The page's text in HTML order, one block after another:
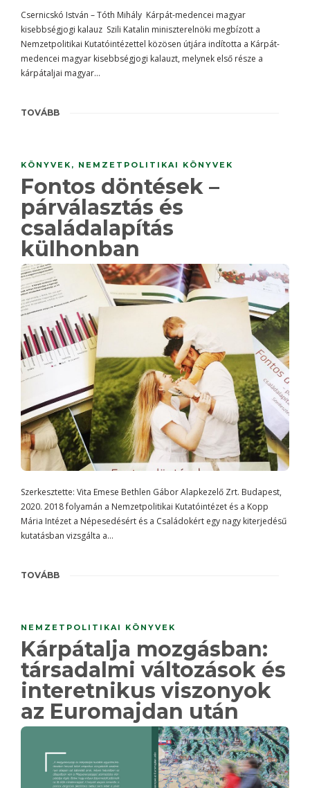
Csernicskó István – Tóth Mihály Kárpát-medencei magyar
kisebbségjogi kalauz Szili Katalin miniszterelnöki megbízott a
Nemzetpolitikai Kutatóintézettel közösen útjára indította a Kárpát-
medencei magyar kisebbségjogi kalauzt, melynek első része a
kárpátaljai magyar…
TOVÁBB
KÖNYVEK , NEMZETPOLITIKAI KÖNYVEK
Fontos döntések –
párválasztás és
családalapítás
külhonban
Szerkesztette: Vita Emese Bethlen Gábor Alapkezelő Zrt. Budapest,
2020. 2018 folyamán a Nemzetpolitikai Kutatóintézet és a Kopp
Mária Intézet a Népesedésért és a Családokért egy nagy kiterjedésű
kutatásban vizsgálta a…
TOVÁBB
NEMZETPOLITIKAI KÖNYVEK
Kárpátalja mozgásban:
társadalmi változások és
interetnikus viszonyok
az Euromajdan után